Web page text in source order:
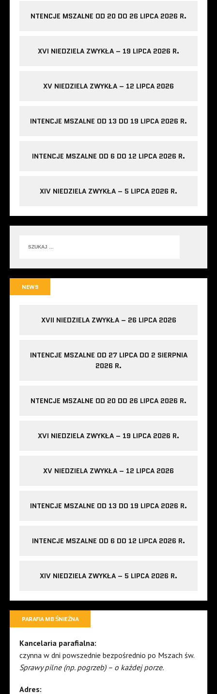
NTENCJE MSZALNE OD 20 DO 26 LIPCA 2026 R.
XVI NIEDZIELA ZWYKŁA – 19 LIPCA 2026 R.
XV NIEDZIELA ZWYKŁA – 12 LIPCA 2026
INTENCJE MSZALNE OD 13 DO 19 LIPCA 2026 R.
INTENCJE MSZALNE OD 6 DO 12 LIPCA 2026 R.
XIV NIEDZIELA ZWYKŁA – 5 LIPCA 2026 R.
NEWS
XVII NIEDZIELA ZWYKŁA – 26 LIPCA 2026
INTENCJE MSZALNE OD 27 LIPCA DO 2 SIERPNIA
2026 R.
NTENCJE MSZALNE OD 20 DO 26 LIPCA 2026 R.
XVI NIEDZIELA ZWYKŁA – 19 LIPCA 2026 R.
XV NIEDZIELA ZWYKŁA – 12 LIPCA 2026
INTENCJE MSZALNE OD 13 DO 19 LIPCA 2026 R.
INTENCJE MSZALNE OD 6 DO 12 LIPCA 2026 R.
XIV NIEDZIELA ZWYKŁA – 5 LIPCA 2026 R.
PARAFIA MB ŚNIEŻNA
Kancelaria parafialna:
czynna w dni powszednie bezpośrednio po Mszach św.
Sprawy pilne (np. pogrzeb) – o każdej porze.
Adres: